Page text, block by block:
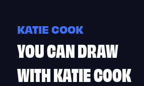
KATIE COOK
YOU CAN DRAW
WITH KATIE COOK